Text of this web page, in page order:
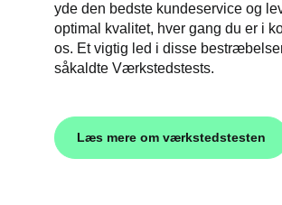
yde den bedste kundeservice og
optimal kvalitet, hver gang du er i
os. Et vigtig led i disse
såkaldte Værkstedstests.
Læs mere om værkstedstesten